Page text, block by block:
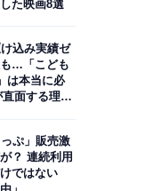
た映画8選
込み実績ゼ
…「こども
は本当に必
面する理想
っぷ」販売激
？ 連続利用
ではない